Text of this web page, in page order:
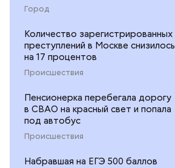
Город
Количество зарегистрированных
преступлений в Москве снизилось
на 17 процентов
Происшествия
Пенсионерка перебегала дорогу
в СВАО на красный свет и попала
под автобус
Происшествия
Набравшая на ЕГЭ 500 баллов